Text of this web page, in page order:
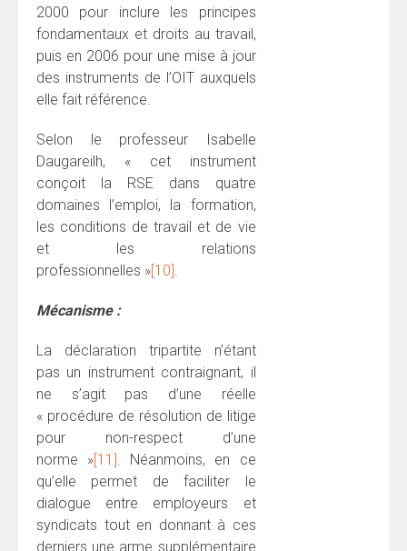
2000 pour inclure les principes
fondamentaux et droits au travail,
puis en 2006 pour une mise à jour
des instruments de l’OIT auxquels
elle fait référence.
Selon le professeur Isabelle
Daugareilh, « cet instrument
conçoit la RSE dans quatre
domaines l’emploi, la formation,
les conditions de travail et de vie
et les relations
professionnelles »[10].
Mécanisme :
La déclaration tripartite n’étant
pas un instrument contraignant, il
ne s’agit pas d’une réelle
« procédure de résolution de litige
pour non-respect d’une
norme »[11]. Néanmoins, en ce
qu’elle permet de faciliter le
dialogue entre employeurs et
syndicats tout en donnant à ces
derniers une arme supplémentaire